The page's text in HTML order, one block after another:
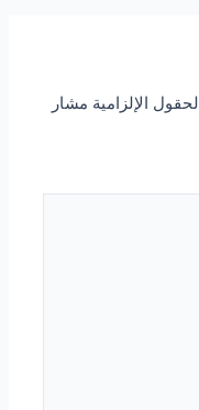
الحقول الإلزامية مشار